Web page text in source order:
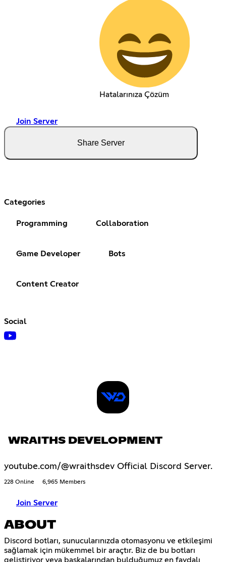
Hatalarınıza Çözüm
Join Server
Share Server
Categories
Programming Collaboration
Game Developer Bots
Content Creator
Social
WRAITHS DEVELOPMENT
youtube.com/@wraithsdev Official Discord Server.
228 Online 6,965 Members
Join Server
ABOUT
Discord botları, sunucularınızda otomasyonu ve etkileşimi
sağlamak için mükemmel bir araçtır. Biz de bu botları
geliştiriyor veya başkalarından bulduğumuz en faydalı